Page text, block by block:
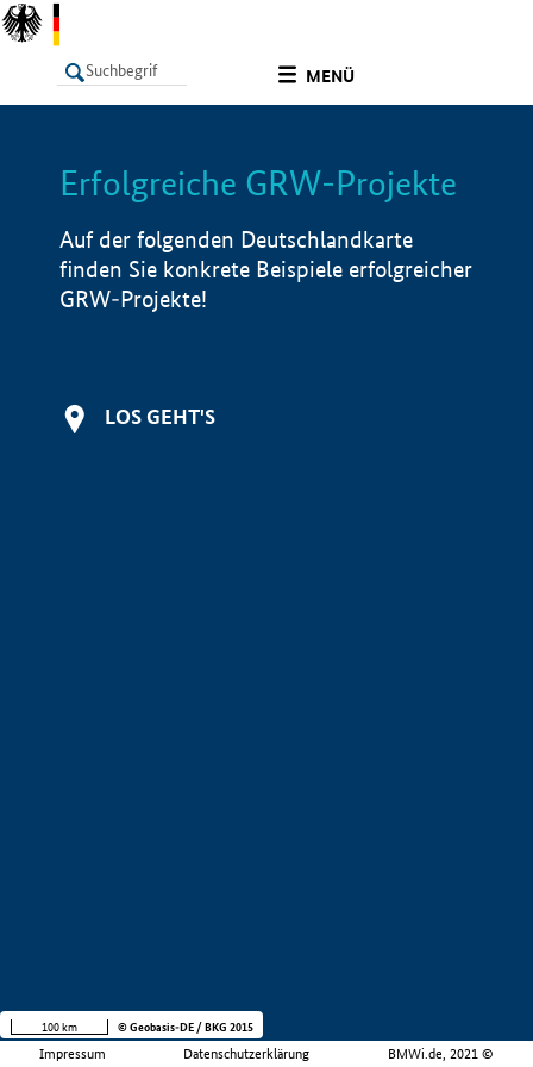
MENÜ
LISTE Info
Erfolgreiche GRW-Projekte
Auf der folgenden Deutschlandkarte
finden Sie konkrete Beispiele erfolgreicher
GRW-Projekte!
LOS GEHT'S
Impressum Datenschutzerklärung BMWi.de, 2021 ©
100 km © Geobasis-DE / BKG 2015